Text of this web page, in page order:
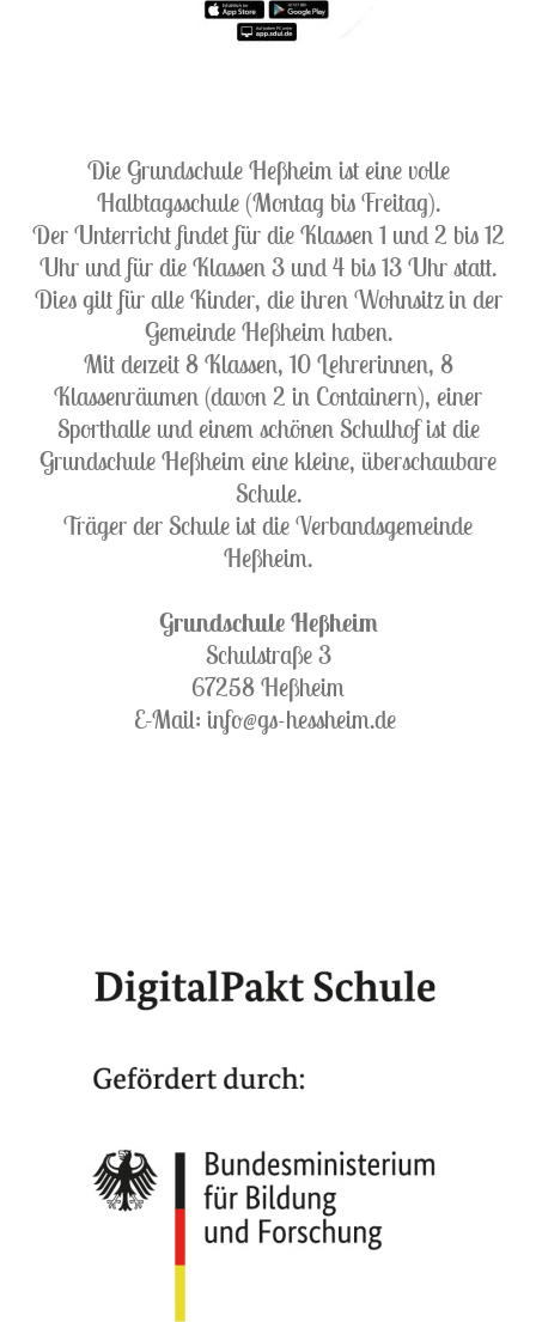
Die Grundschule Heßheim ist eine volle
Halbtagsschule (Montag bis Freitag).
Der Unterricht findet für die Klassen 1 und 2 bis 12
Uhr und für die Klassen 3 und 4 bis 13 Uhr statt.
Dies gilt für alle Kinder, die ihren Wohnsitz in der
Gemeinde Heßheim haben.
Mit derzeit 8 Klassen, 10 Lehrerinnen, 8
Klassenräumen (davon 2 in Containern), einer
Sporthalle und einem schönen Schulhof ist die
Grundschule Heßheim eine kleine, überschaubare
Schule.
Träger der Schule ist die Verbandsgemeinde
Heßheim.
Grundschule Heßheim
Schulstraße 3
67258 Heßheim
E-Mail: info@gs-hessheim.de